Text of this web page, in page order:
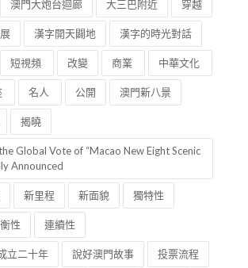
書畫 名家 作品展
澳門大炮台迴廊 大三巴附近 穿越
漢字開天闢地 漢字的時光對話
短視頻 改變 商業 中華文化
名人
揭曉
Global Vote of “Macao New Eight Scenic
Announced
新里程
性 連續性